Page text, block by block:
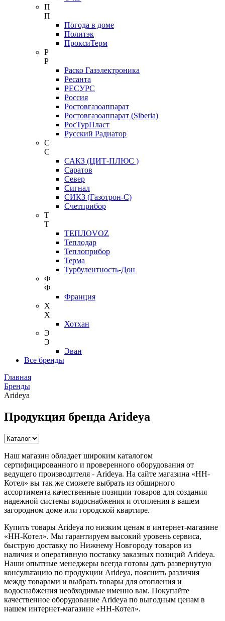
П
П
Погода в доме
Политэк
ПроксиТерм
Р
Р
Раско Газэлектроника
Ресанта
РЕСУРС
Россия
Ростовгазоаппарат
Ростовгазоаппарат (Siberia)
РосТурПласт
Русский Радиатор
С
С
САКЗ (ЦИТ-ПЛЮС )
Саратов
Север
Сигнал
СИКЗ (Газотрон-С)
Счетприбор
Т
Т
ТЕПЛОVOZ
Теплодар
Теплоприбор
Терма
Турбулентность-Дон
Ф
Ф
Франция
Х
Х
Хотхан
Э
Э
Эван
Все бренды
Главная
Бренды
Arideya
Продукция бренда Arideya
Наш магазин обладает широким каталогом
сертифицированного и проверенного оборудования от
ведущего производителя - Arideya. На сайте магазина «НН-
Котел» вы так же сможете выбрать из обширного
ассортимента качественные позиции товаров для создания
надежной системы водоснабжения и отопления в вашем
загородном доме или городской квартире.
Купить товары Arideya по низким ценам в интернет-магазине
«НН-Котел». Мы гарантируем высокий уровень сервиса,
быструю доставку по Нижнему Новгороду товаров из
наличия и оперативную поставку заказных позиций Arideya.
Наши опытные менеджеры всегда готовы дать развернутую
консультацию по продукции Arideya, пояснить различия
между товарами и выбрать товары для отопления и
водоснабжения необходимые именно вам. Покупайте
качественное оборудование Arideya по выгодным ценам в
нашем интернет-магазине «НН-Котел».